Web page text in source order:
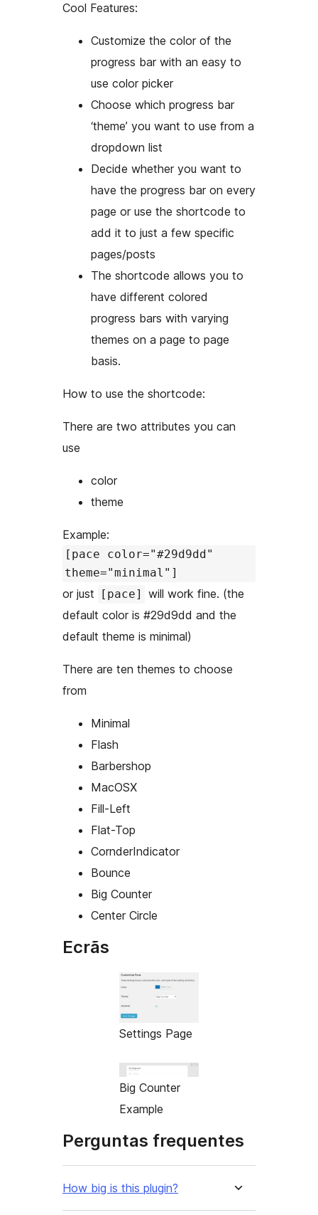
Cool Features:
Customize the color of the
progress bar with an easy to
use color picker
Choose which progress bar
‘theme’ you want to use from a
dropdown list
Decide whether you want to
have the progress bar on every
page or use the shortcode to
add it to just a few specific
pages/posts
The shortcode allows you to
have different colored
progress bars with varying
themes on a page to page
basis.
How to use the shortcode:
There are two attributes you can
use
color
theme
Example:
[pace color="#29d9dd"
theme="minimal"]
or just [pace]
will work fine. (the
default color is #29d9dd and the
default theme is minimal)
There are ten themes to choose
from
Minimal
Flash
Barbershop
MacOSX
Fill-Left
Flat-Top
CornderIndicator
Bounce
Big Counter
Center Circle
Ecrãs
Settings Page
Big Counter
Example
Perguntas frequentes
How big is this plugin?